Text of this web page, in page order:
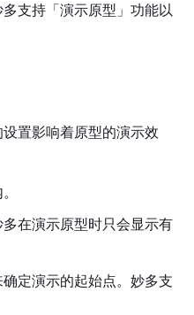
支持「演示原型」功能以
置影响着原型的演示效
在演示原型时只会显示有
定演示的起始点。妙多支